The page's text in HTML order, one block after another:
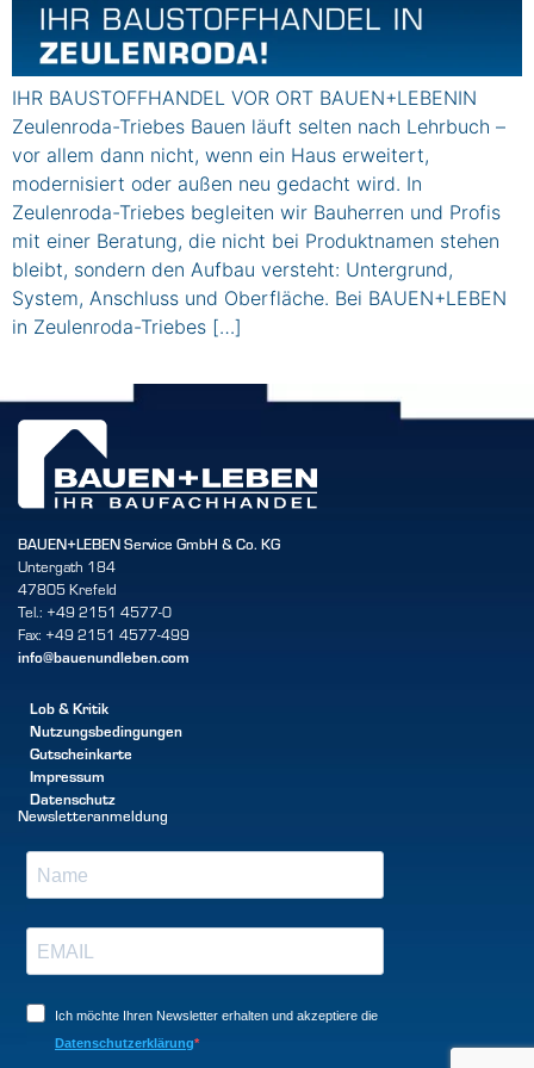
IHR BAUSTOFFHANDEL VOR ORT BAUEN+LEBENIN
Zeulenroda-Triebes Bauen läuft selten nach Lehrbuch –
vor allem dann nicht, wenn ein Haus erweitert,
modernisiert oder außen neu gedacht wird. In
Zeulenroda-Triebes begleiten wir Bauherren und Profis
mit einer Beratung, die nicht bei Produktnamen stehen
bleibt, sondern den Aufbau versteht: Untergrund,
System, Anschluss und Oberfläche. Bei BAUEN+LEBEN
in Zeulenroda-Triebes […]
BAUEN+LEBEN Service GmbH & Co. KG
Untergath 184
47805 Krefeld
Tel.: +49 2151 4577-0
Fax: +49 2151 4577-499
info@bauenundleben.com
Lob & Kritik
Nutzungsbedingungen
Gutscheinkarte
Impressum
Datenschutz
Newsletteranmeldung
Ich möchte Ihren Newsletter erhalten und akzeptiere die
Datenschutzerklärung